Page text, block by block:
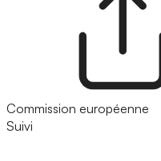
Commission européenne
Suivi